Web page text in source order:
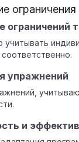
ограничений
упражнений
и